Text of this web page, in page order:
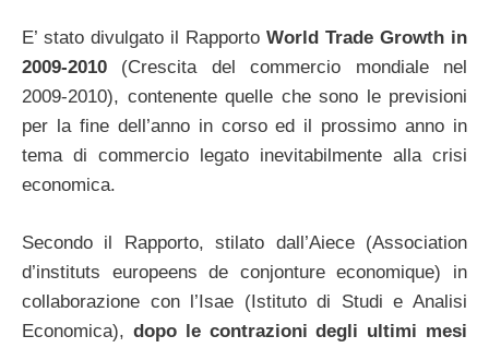
E’ stato divulgato il Rapporto World Trade Growth in
2009-2010 (Crescita del commercio mondiale nel
2009-2010), contenente quelle che sono le previsioni
per la fine dell’anno in corso ed il prossimo anno in
tema di commercio legato inevitabilmente alla crisi
economica.
Secondo il Rapporto, stilato dall’Aiece (Association
d’instituts europeens de conjonture economique) in
collaborazione con l’Isae (Istituto di Studi e Analisi
Economica), dopo le contrazioni degli ultimi mesi